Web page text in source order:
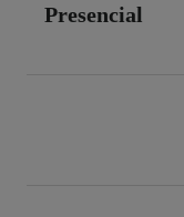
Presencial